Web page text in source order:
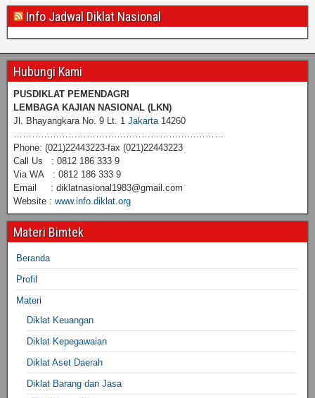
Info Jadwal Diklat Nasional
Hubungi Kami
PUSDIKLAT PEMENDAGRI
LEMBAGA KAJIAN NASIONAL (LKN)
Jl. Bhayangkara No. 9 Lt. 1 Jakarta 14260
Phone: (021)22443223-fax (021)22443223
Call Us : 0812 186 333 9
Via WA : 0812 186 333 9
Email : diklatnasional1983@gmail.com
Website : www.info.diklat.org
Materi Bimtek
Beranda
Profil
Materi
Diklat Keuangan
Diklat Kepegawaian
Diklat Aset Daerah
Diklat Barang dan Jasa